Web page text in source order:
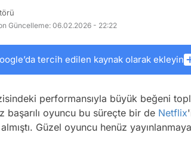
Güncelleme: 06.02.2026 - 22:22
tercih edilen kaynak olarak ekleyin
performansıyla büyük beğeni
başarılı oyuncu bu süreçte bir de Netflix
Güzel oyuncu henüz